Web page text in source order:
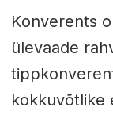
Konverents
ülevaade
kokkuvõtlike